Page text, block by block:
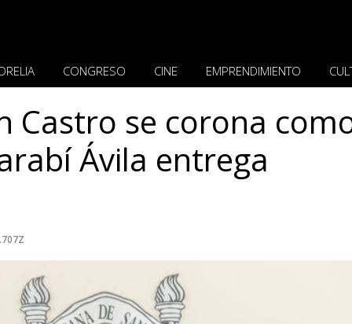
CONGRESO CINE EMPRENDIMIENTO
Castro se corona
Ávila entrega